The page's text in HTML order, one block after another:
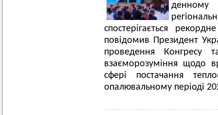
денному
спостерігається
повідомив Президент
проведення Конгресу
взаєморозуміння щодо
сфері постачання
опалювальному періоді